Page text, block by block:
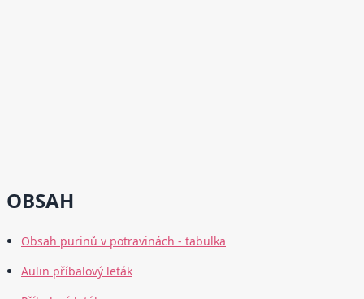
OBSAH
Obsah purinů v potravinách - tabulka
Aulin příbalový leták